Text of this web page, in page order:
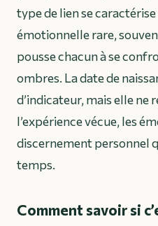
type de lien se
émotionnelle rare,
pousse chacun à se
ombres. La date de
d’indicateur, mais elle ne
l’expérience vécue, les
discernement personnel
temps.
Comment savoir si